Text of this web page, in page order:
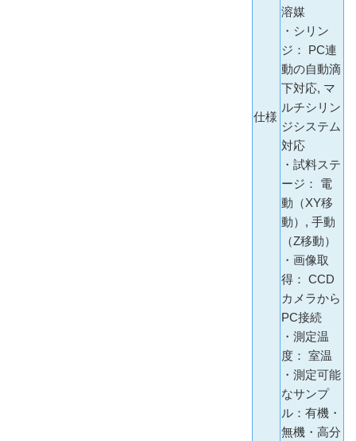
仕様
溶媒
・シリン
ジ： PC連
動の自動滴
下対応, マ
ルチシリン
ジシステム
対応
・試料ステ
ージ： 電
動（XY移
動）, 手動
（Z移動）
・画像取
得： CCD
カメラから
PC接続
・測定温
度： 室温
・測定可能
なサンプ
ル：有機・
無機・高分